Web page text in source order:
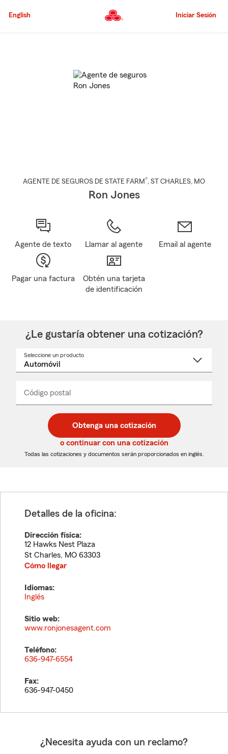
al
principal
English Iniciar Sesión
AGENTE DE SEGUROS DE STATE FARM®, ST CHARLES, MO
Ron Jones
Agente de texto Llamar al agente Email al agente
Pagar una factura
Obtén una tarjeta
de identificación
¿Le gustaría obtener una cotización?
Seleccione un producto
desplegable
Código postal
de
5
dígitos
de
5
dígitos
_____
Obtenga una cotización
o continuar con una cotización
Todas las cotizaciones y documentos serán proporcionados en inglés.
Detalles de la oficina:
Dirección física:
12 Hawks Nest Plaza
St Charles, MO 63303
Cómo llegar
Idiomas:
Inglés
Sitio web:
www.ronjonesagent.com
Teléfono:
636-947-6554
Fax:
636-947-0450
¿Necesita ayuda con un reclamo?